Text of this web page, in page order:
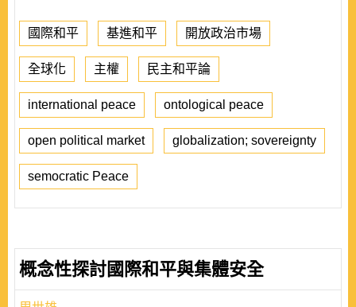
國際和平 基進和平 開放政治市場
全球化 主權 民主和平論
international peace ontological peace
open political market globalization; sovereignty
semocratic Peace
概念性探討國際和平與集體安全